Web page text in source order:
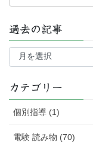
過去の記事
過
記
カテゴリー
個別指導 (1)
電験 読み物 (70)